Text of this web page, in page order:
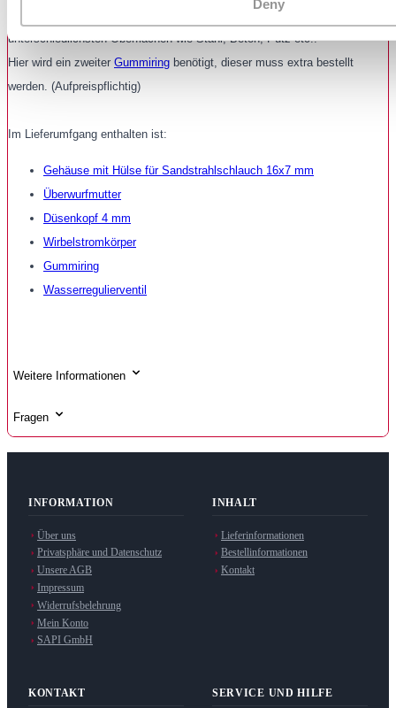
Deny
eignet zum Abtragen von Beschichtungen und zum Aufrauhen von
unterschiedlichsten Oberflächen wie Stahl, Beton, Putz etc..
Hier wird ein zweiter Gummiring benötigt, dieser muss extra bestellt
werden. (Aufpreispflichtig)
Im Lieferumfgang enthalten ist:
Gehäuse mit Hülse für Sandstrahlschlauch 16x7 mm
Überwurfmutter
Düsenkopf 4 mm
Wirbelstromkörper
Gummiring
Wasserregulierventil
Weitere Informationen
Fragen
INFORMATION
Über uns
Privatsphäre und Datenschutz
Unsere AGB
Impressum
Widerrufsbelehrung
Mein Konto
SAPI GmbH
INHALT
Lieferinformationen
Bestellinformationen
Kontakt
KONTAKT SERVICE UND HILFE